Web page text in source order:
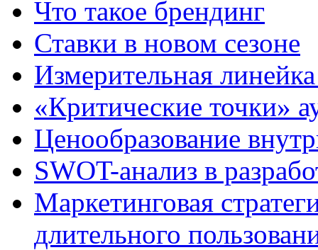
Что такое брендинг
Ставки в новом сезоне
Измерительная
«Критические точки»
Ценообразование
SWOT-анализ в
Маркетинговая
длительного